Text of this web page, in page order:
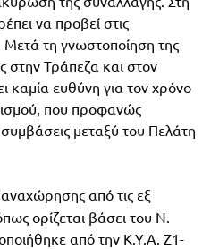
να προβεί στις
Μετά τη γνωστοποίηση της
Τράπεζα και στον
καμία ευθύνη για τον χρόνο
που προφανώς
μεταξύ του Πελάτη
από τις εξ
ορίζεται βάσει του Ν.
από την Κ.Υ.Α. Ζ1-